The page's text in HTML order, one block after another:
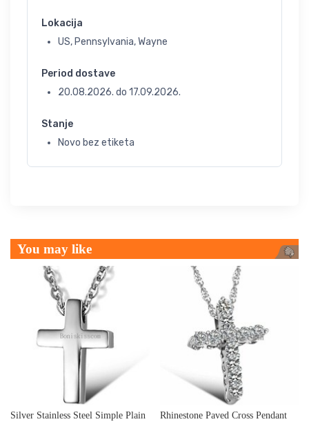
Lokacija
US, Pennsylvania, Wayne
Period dostave
20.08.2026. do 17.09.2026.
Stanje
Novo bez etiketa